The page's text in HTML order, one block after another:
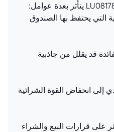
سعر صندوق LU0817817967.EUFUND يتأثر بعدة عوامل:
التي يحتفظ بها الصندوق
قد يقلل من جاذبية
إلى انخفاض القوة الشرائية
على قرارات البيع والشراء